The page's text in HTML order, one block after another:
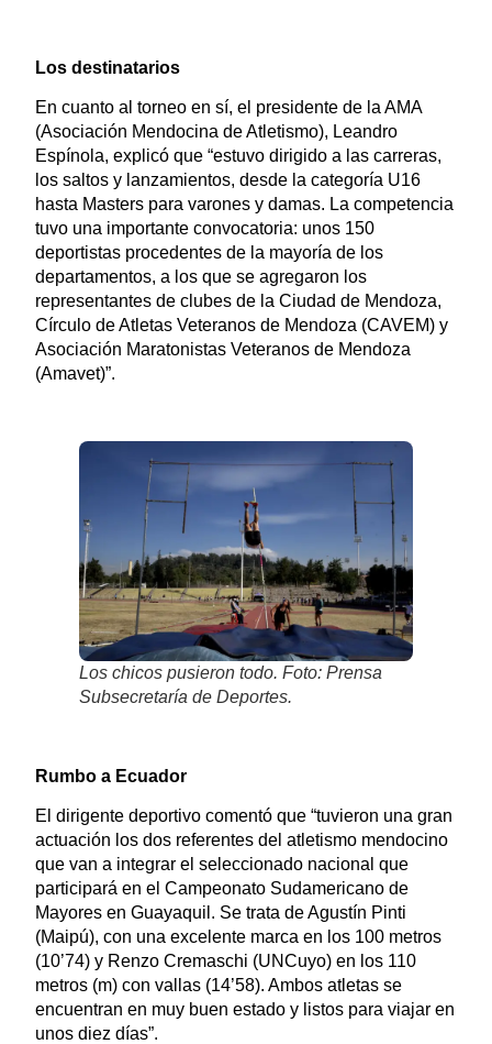
Los destinatarios
En cuanto al torneo en sí, el presidente de la AMA
(Asociación Mendocina de Atletismo), Leandro
Espínola, explicó que “estuvo dirigido a las carreras,
los saltos y lanzamientos, desde la categoría U16
hasta Masters para varones y damas. La competencia
tuvo una importante convocatoria: unos 150
deportistas procedentes de la mayoría de los
departamentos, a los que se agregaron los
representantes de clubes de la Ciudad de Mendoza,
Círculo de Atletas Veteranos de Mendoza (CAVEM) y
Asociación Maratonistas Veteranos de Mendoza
(Amavet)”.
Los chicos pusieron todo. Foto: Prensa
Subsecretaría de Deportes.
Rumbo a Ecuador
El dirigente deportivo comentó que “tuvieron una gran
actuación los dos referentes del atletismo mendocino
que van a integrar el seleccionado nacional que
participará en el Campeonato Sudamericano de
Mayores en Guayaquil. Se trata de Agustín Pinti
(Maipú), con una excelente marca en los 100 metros
(10’74) y Renzo Cremaschi (UNCuyo) en los 110
metros (m) con vallas (14’58). Ambos atletas se
encuentran en muy buen estado y listos para viajar en
unos diez días”.